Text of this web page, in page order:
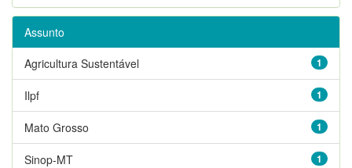
Assunto
1
Agricultura Sustentável
1
Ilpf
1
Mato Grosso
1
Sinop-MT